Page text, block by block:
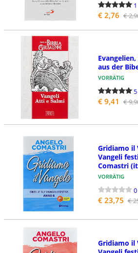
1
€ 2,76 €
aus der
VORRÄTIG
5
€ 9,41 €
Gridiamo il
Vangeli
Comastri
VORRÄTIG
0
€ 23,75 €
Gridiamo il